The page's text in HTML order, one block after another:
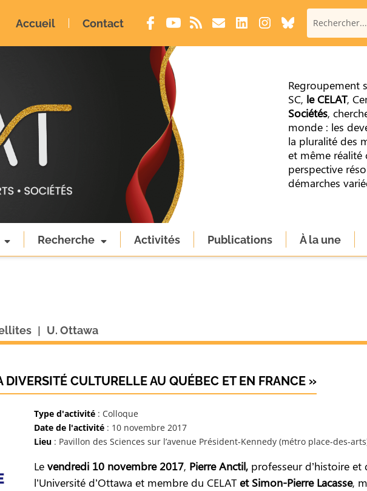
Accueil Contact
Regroupement
SC, le CELAT,
Sociétés,
monde : les
la pluralité des
et même réalité
perspective
démarches
Recherche Activités Publications À la une
| U. Ottawa
CULTURELLE AU QUÉBEC ET EN FRANCE »
Type d'activité: Colloque
Date de l'activité: 10 novembre 2017
Lieu: Pavillon des Sciences sur l’avenue Président-Kennedy (métro place-des-
Le vendredi 10 novembre 2017, Pierre Anctil, professeur d’histoire et
l’Université d’Ottawa et membre du CELATet Simon-Pierre Lacasse,